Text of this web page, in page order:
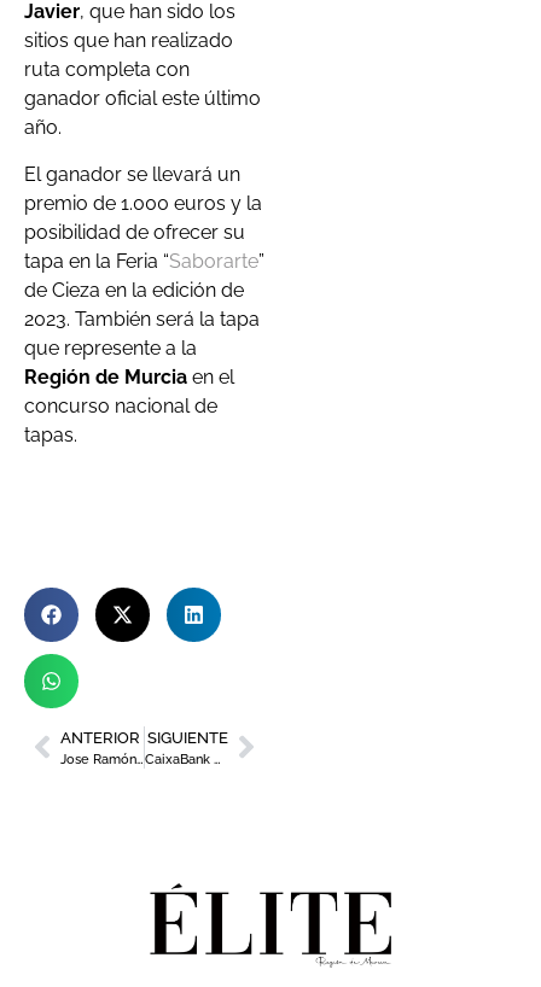
Javier, que han sido los
sitios que han realizado
ruta completa con
ganador oficial este último
año.
El ganador se llevará un
premio de 1.000 euros y la
posibilidad de ofrecer su
tapa en la Feria “Saborarte”
de Cieza en la edición de
2023. También será la tapa
que represente a la
Región de Murcia en el
concurso nacional de
tapas.
ANTERIOR
Jose Ramón García Mateo, nominado a «Los + influyentes de los RRHH»
SIGUIENTE
CaixaBank presenta un curso de la mano de Ferran Adrià y elBullifoundation